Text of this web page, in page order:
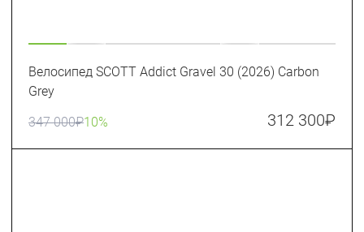
Велосипед SCOTT Addict Gravel 30 (2026) Carbon
Grey
347 000₽10% 312 300₽